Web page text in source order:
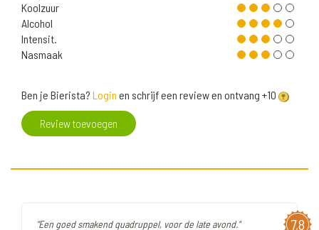
Koolzuur
Alcohol
Intensit.
Nasmaak
Ben je Bierista? Login en schrijf een review en ontvang +10
Review toevoegen
7,8
"Een goed smakend quadruppel, voor de late avond."